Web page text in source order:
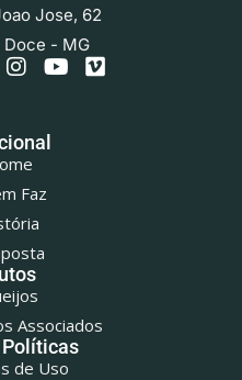
Jose, 62
- MG
Faz
Associados
de Uso